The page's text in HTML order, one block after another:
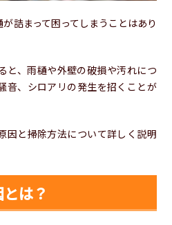
詰まって困ってしまうことはあり
と、雨樋や外壁の破損や汚れにつ
音、シロアリの発生を招くことが
因と掃除方法について詳しく説明
は？